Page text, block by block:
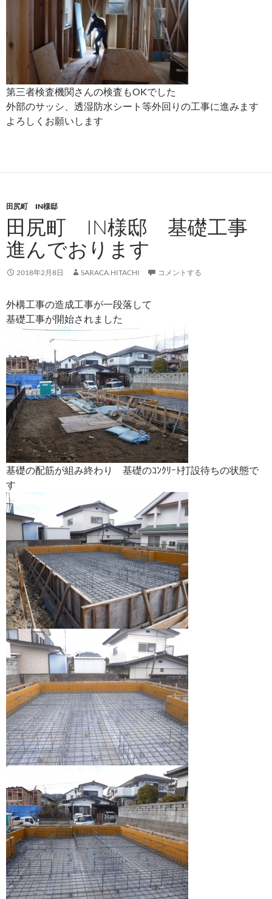
第三者検査機関さんの検査もOKでした
外部のサッシ、透湿防水シート等外回りの工事に進みます
よろしくお願いします
田尻町 IN様邸
田尻町 IN様邸 基礎工事
進んでおります
2018年2月8日 SARACA.HITACHI コメントする
外構工事の造成工事が一段落して
基礎工事が開始されました
基礎の配筋が組み終わり 基礎のｺﾝｸﾘｰﾄ打設待ちの状態で
す